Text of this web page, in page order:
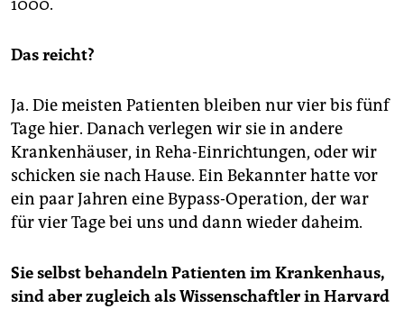
1000.
Das reicht?
Ja. Die meisten Patienten bleiben nur vier bis fünf
Tage hier. Danach verlegen wir sie in andere
Krankenhäuser, in Reha-Einrichtungen, oder wir
schicken sie nach Hause. Ein Bekannter hatte vor
ein paar Jahren eine Bypass-Operation, der war
für vier Tage bei uns und dann wieder daheim.
Sie selbst behandeln Patienten im Krankenhaus,
sind aber zugleich als Wissenschaftler in Harvard